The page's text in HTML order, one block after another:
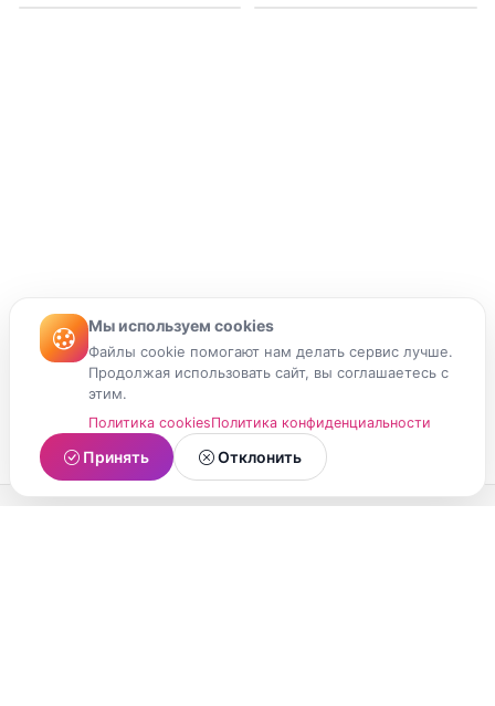
Мы используем cookies
Файлы cookie помогают нам делать сервис лучше.
Продолжая использовать сайт, вы соглашаетесь с
этим.
Политика cookiesПолитика конфиденциальности
Принять Отклонить